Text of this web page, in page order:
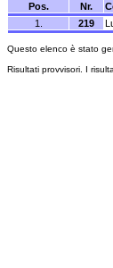
Pos. Nr.
1.
219
Questo elenco è stato
Risultati provvisori. I